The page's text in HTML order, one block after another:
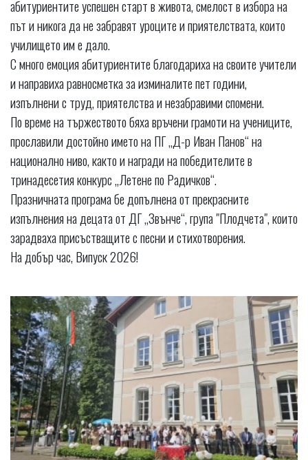
абитуриентите успешен старт в живота, смелост в избора на
път и никога да не забравят уроците и приятелствата, които
училището им е дало.
С много емоция абитуриентите благодариха на своите учители
и направиха равносметка за изминалите пет години,
изпълнени с труд, приятелства и незабравими спомени.
По време на тържеството бяха връчени грамоти на учениците,
прославили достойно името на ПГ „Д-р Иван Панов“ на
национално ниво, както и награди на победителите в
тринадесетия конкурс „Летене по Радичков“.
Празничната програма бе допълнена от прекрасните
изпълнения на децата от ДГ „Звънче“, група "Плодчета", които
зарадваха присъстващите с песни и стихотворения.
На добър час, Випуск 2026!